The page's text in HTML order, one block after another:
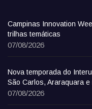
Campinas Innovation
trilhas temáticas
07/08/2026
Nova temporada do
São Carlos, Araraquara
07/08/2026